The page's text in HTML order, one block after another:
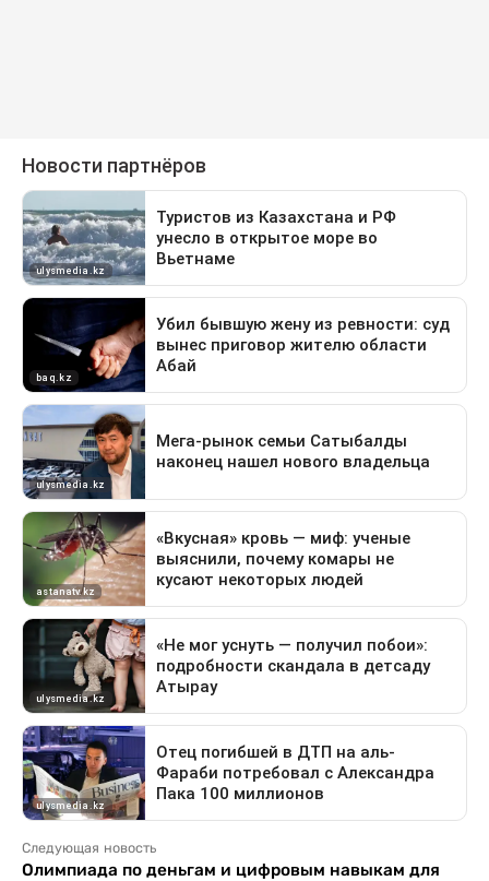
Следующая новость
Олимпиада по деньгам и цифровым навыкам для